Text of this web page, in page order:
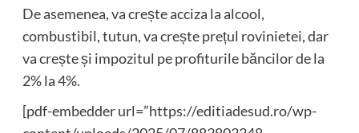
De asemenea, va crește acciza la alcool,
combustibil, tutun, va crește prețul rovinietei, dar
va crește și impozitul pe profiturile băncilor de la
2% la 4%.
[pdf-embedder url=”https://editiadesud.ro/wp-